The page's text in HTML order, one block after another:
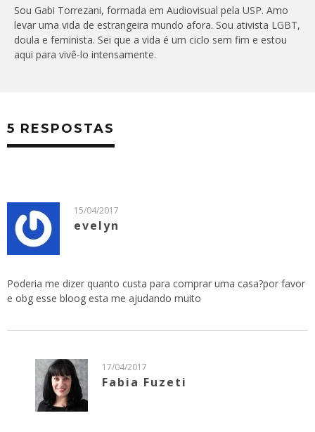
Sou Gabi Torrezani, formada em Audiovisual pela USP. Amo
levar uma vida de estrangeira mundo afora. Sou ativista LGBT,
doula e feminista. Sei que a vida é um ciclo sem fim e estou
aqui para vivê-lo intensamente.
5 RESPOSTAS
15/04/2017
evelyn
Poderia me dizer quanto custa para comprar uma casa?por favor
e obg esse bloog esta me ajudando muito
17/04/2017
Fabia Fuzeti